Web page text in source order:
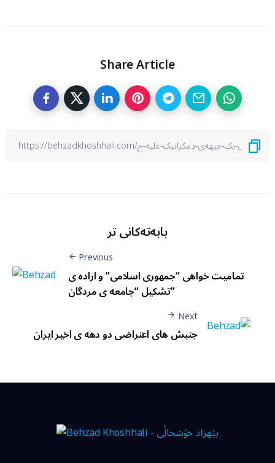
Share Article
بابەتەکانی تر
Previous
تمامیت خواهی “جمهوری اسلامی” و اراده ی
تشکیل “جامعه ی مردگان”
Next
جنبش های اعتراضی دو دهه ی اخیر ایران